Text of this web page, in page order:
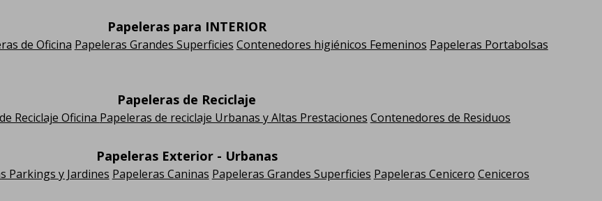
Papeleras para INTERIOR
de Oficina Papeleras Grandes Superficies Contenedores higiénicos Femeninos Papeleras Portabolsas
Papeleras de Reciclaje
Reciclaje Oficina Papeleras de reciclaje Urbanas y Altas Prestaciones Contenedores de Residuos
Papeleras Exterior - Urbanas
Parkings y Jardines Papeleras Caninas Papeleras Grandes Superficies Papeleras Cenicero Ceniceros